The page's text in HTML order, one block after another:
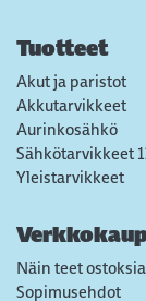
Tuotteet
Akut ja paristot
Akkutarvikkeet
Aurinkosähkö
Sähkötarvikkeet
Yleistarvikkeet
Näin teet
Sopimusehdot